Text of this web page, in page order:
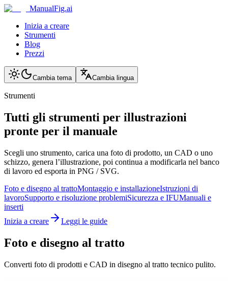
ManualFig.ai
Inizia a creare
Strumenti
Blog
Prezzi
Cambia tema Cambia lingua
Strumenti
Tutti gli strumenti per illustrazioni
pronte per il manuale
Scegli uno strumento, carica una foto di prodotto, un CAD o uno
schizzo, genera l’illustrazione, poi continua a modificarla nel banco
di lavoro ed esporta in PNG / SVG.
Foto e disegno al trattoMontaggio e installazioneIstruzioni di
lavoroSupporto e risoluzione problemiSicurezza e IFUManuali e
inserti
Inizia a creare
Leggi le guide
Foto e disegno al tratto
Converti foto di prodotti e CAD in disegno al tratto tecnico pulito.